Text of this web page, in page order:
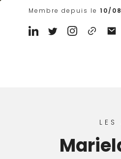
Membre depuis le10/
LES